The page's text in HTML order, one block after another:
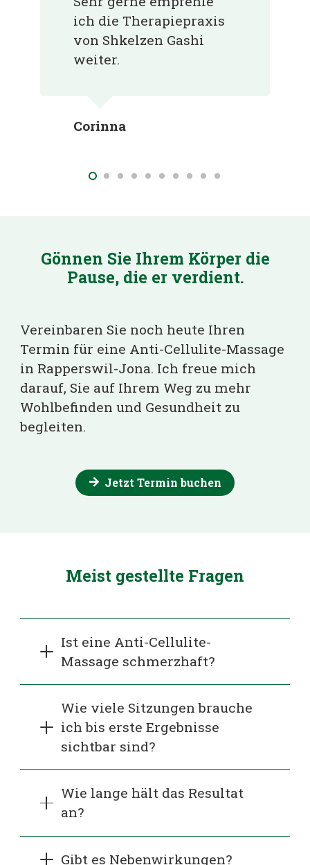
ich die Therapiepraxis
von Shkelzen Gashi
weiter.
Corinna
Gönnen Sie Ihrem Körper die
Pause, die er verdient.
Vereinbaren Sie noch heute Ihren
Termin für eine Anti-Cellulite-Massage
in Rapperswil-Jona. Ich freue mich
darauf, Sie auf Ihrem Weg zu mehr
Wohlbefinden und Gesundheit zu
begleiten.
Jetzt Termin buchen
Meist gestellte Fragen
Ist eine Anti-Cellulite-
Massage schmerzhaft?
Wie viele Sitzungen brauche
ich bis erste Ergebnisse
sichtbar sind?
Wie lange hält das Resultat
an?
Gibt es Nebenwirkungen?